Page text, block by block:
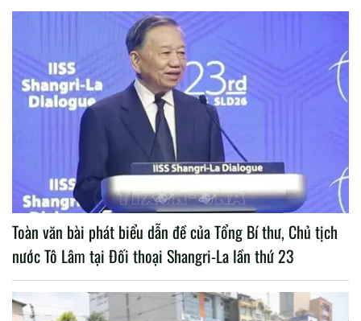
Toàn văn bài phát biểu dẫn đề của Tổng Bí thư, Chủ tịch
nước Tô Lâm tại Đối thoại Shangri-La lần thứ 23